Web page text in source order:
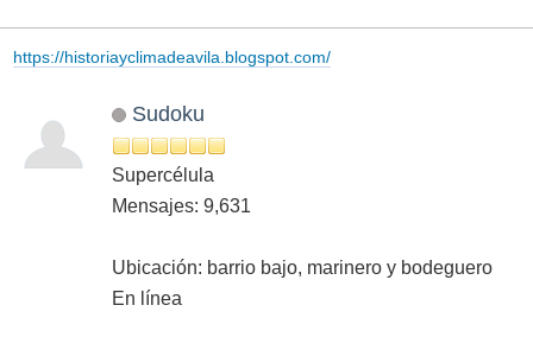
https://historiayclimadeavila.blogspot.com/
Sudoku
Supercélula
Mensajes: 9,631
Ubicación: barrio bajo, marinero y bodeguero
En línea